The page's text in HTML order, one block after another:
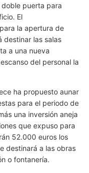
puerta para
El
la apertura de
destinar las salas
a una nueva
del personal la
ha propuesto aunar
para el periodo de
una inversión aneja
que expuso para
52.000 euros los
destinará a las obras
o fontanería.